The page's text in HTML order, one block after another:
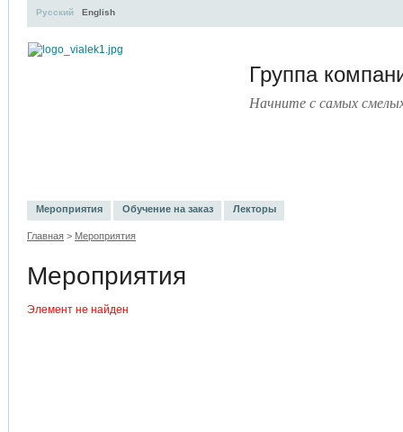
Группа
Начните с самых
Русский English
Мероприятия Обучение на заказ Лекторы
Главная > Мероприятия
Мероприятия
Элемент не найден